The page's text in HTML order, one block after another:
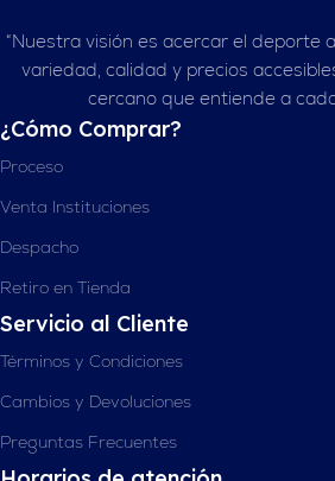
“Nuestra visión es acercar el deporte
variedad, calidad y precios
cercano que entiende a
¿Cómo Comprar?
Proceso
Venta Instituciones
Despacho
Retiro en Tienda
Servicio al Cliente
Términos y Condiciones
Cambios y Devoluciones
Preguntas Frecuentes